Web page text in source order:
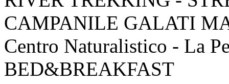
CAMPANILE GALATI
Centro Naturalistico - La
BED&BREAKFAST